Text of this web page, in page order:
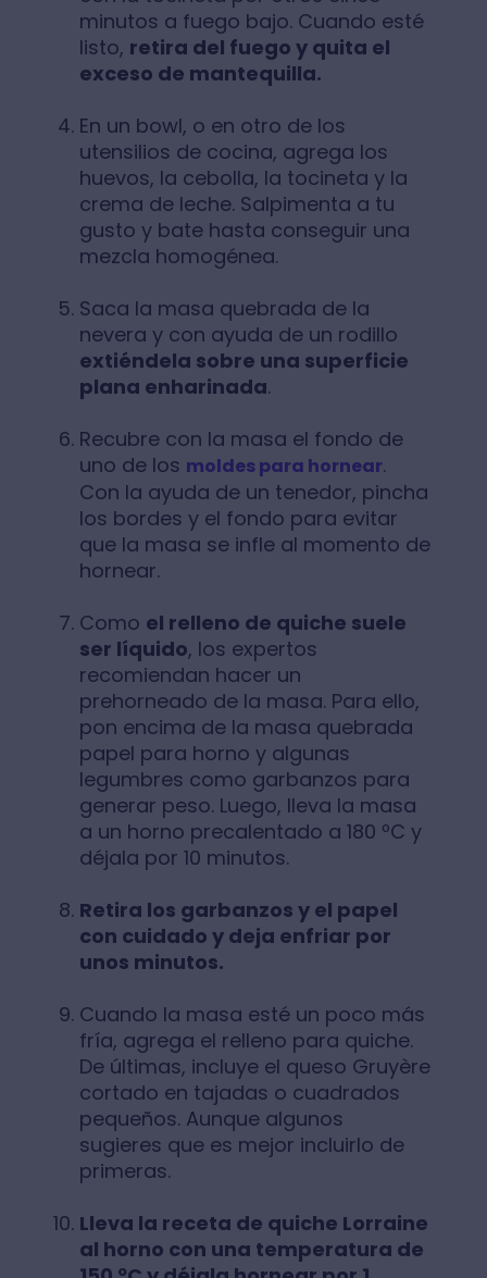
minutos a fuego bajo. Cuando esté
listo, retira del fuego y quita el
exceso de mantequilla.
En un bowl, o en otro de los
utensilios de cocina, agrega los
huevos, la cebolla, la tocineta y la
crema de leche. Salpimenta a tu
gusto y bate hasta conseguir una
mezcla homogénea.
Saca la masa quebrada de la
nevera y con ayuda de un rodillo
extiéndela sobre una superficie
plana enharinada.
Recubre con la masa el fondo de
uno de los moldes para hornear.
Con la ayuda de un tenedor, pincha
los bordes y el fondo para evitar
que la masa se infle al momento de
hornear.
Como el relleno de quiche suele
ser líquido, los expertos
recomiendan hacer un
prehorneado de la masa. Para ello,
pon encima de la masa quebrada
papel para horno y algunas
legumbres como garbanzos para
generar peso. Luego, lleva la masa
a un horno precalentado a 180 ºC y
déjala por 10 minutos.
Retira los garbanzos y el papel
con cuidado y deja enfriar por
unos minutos.
Cuando la masa esté un poco más
fría, agrega el relleno para quiche.
De últimas, incluye el queso Gruyère
cortado en tajadas o cuadrados
pequeños. Aunque algunos
sugieres que es mejor incluirlo de
primeras.
Lleva la receta de quiche Lorraine
al horno con una temperatura de